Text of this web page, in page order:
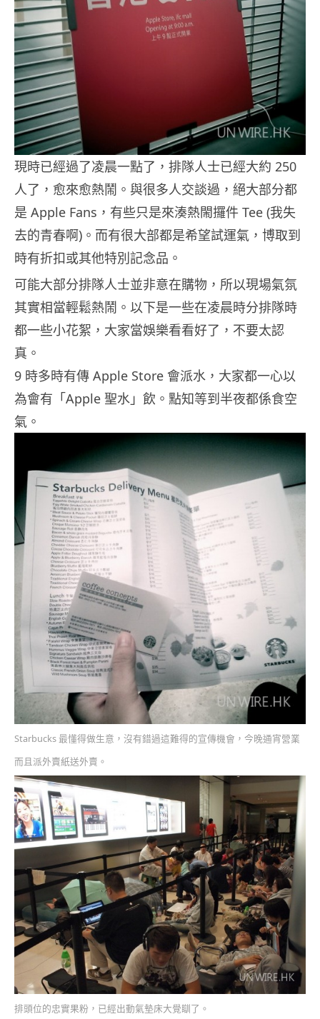
現時已經過了凌晨一點了，排隊人士已經大約 250
人了，愈來愈熱鬧。與很多人交談過，絕大部分都
是 Apple Fans，有些只是來湊熱閙攞件 Tee (我失
去的青春啊)。而有很大部都是希望試運氣，博取到
時有折扣或其他特別記念品。
可能大部分排隊人士並非意在購物，所以現場氣氛
其實相當輕鬆熱鬧。以下是一些在凌晨時分排隊時
都一些小花絮，大家當娛樂看看好了，不要太認
真。
9 時多時有傳 Apple Store 會派水，大家都一心以
為會有「Apple 聖水」飲。點知等到半夜都係食空
氣。
Starbucks 最懂得做生意，沒有錯過這難得的宣傳機會，今晚通宵營業
而且派外賣紙送外賣。
排頭位的忠實果粉，已經出動氣墊床大覺瞓了。